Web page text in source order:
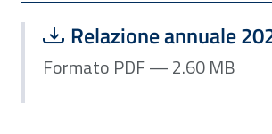
Scarica file:
Relazione annuale
Formato PDF —
Formato PDF — 2.60 MB